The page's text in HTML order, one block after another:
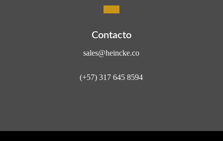
Contacto
sales@heincke.co
(+57) 317 645 8594